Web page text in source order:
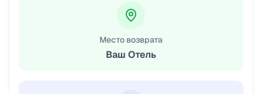
Место возврата
Ваш Отель